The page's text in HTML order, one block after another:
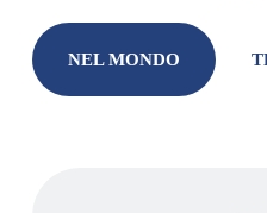
NEL MONDO